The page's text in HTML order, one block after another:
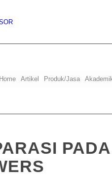
Home Artikel Produk/Jasa